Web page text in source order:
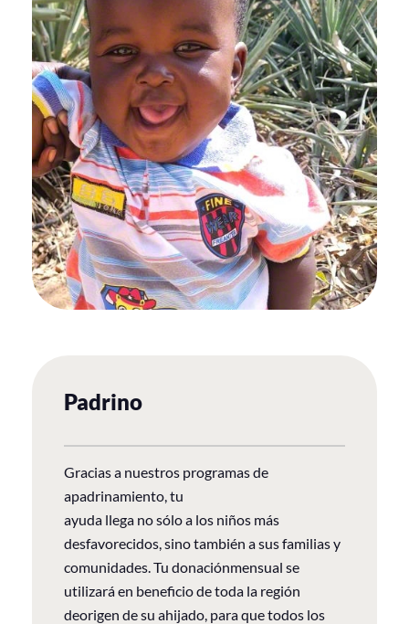
Padrino
Gracias a nuestros programas de
apadrinamiento, tu
ayuda llega no sólo a los niños más
desfavorecidos, sino también a sus familias y
comunidades. Tu donaciónmensual se
utilizará en beneficio de toda la región
deorigen de su ahijado, para que todos los